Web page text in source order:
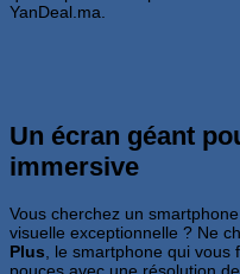
Un écran géant
immersive
Vous cherchez un
visuelle exceptionnelle ? Ne
Plus , le smartphone qui